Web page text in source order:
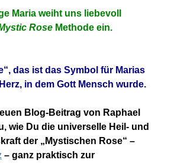
Maria weiht uns liebevoll
RoseMethode ein.
das ist das Symbol für Marias
in dem Gott Mensch wurde.
Blog-Beitrag von Raphael
wie Du die universelle Heil- und
der „Mystischen Rose“ –
– ganz praktisch zur